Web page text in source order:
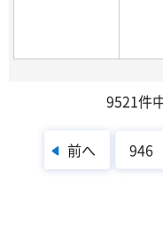
9521件
前へ 946